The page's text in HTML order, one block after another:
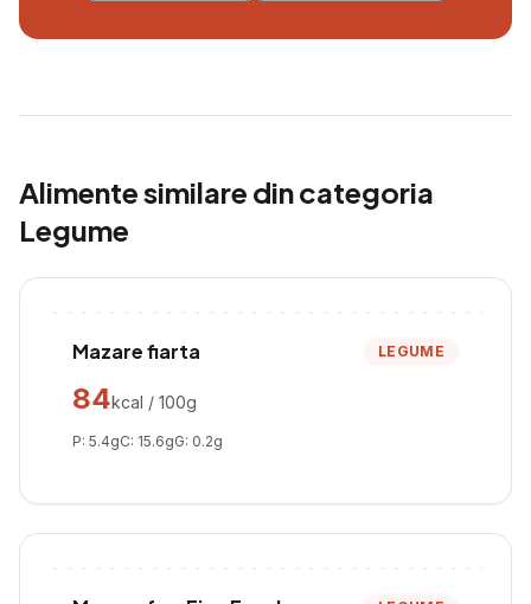
Alimente similare din categoria
Legume
Mazare fiarta LEGUME
84kcal / 100g
P: 5.4gC: 15.6gG: 0.2g